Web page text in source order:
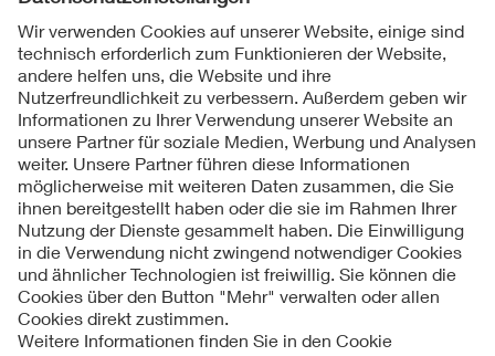
Folgen Sie uns
Kontakt
Impressum
Datenschutzinformationen